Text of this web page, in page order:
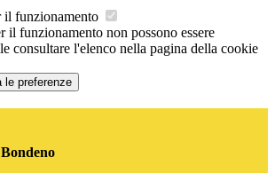
il funzionamento
il funzionamento non possono essere
consultare l'elenco nella pagina della cookie
le preferenze